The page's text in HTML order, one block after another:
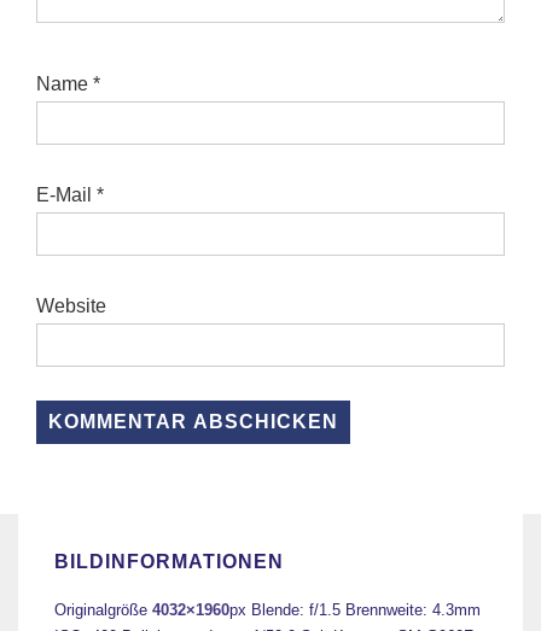
Name *
E-Mail *
Website
BILDINFORMATIONEN
Originalgröße 4032×1960px Blende: f/1.5 Brennweite: 4.3mm